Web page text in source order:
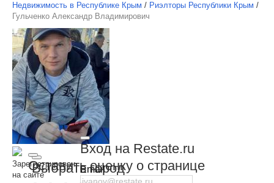
Выбрать город
Вход на Restate.ru
Email
Недвижимость в Республике Крым / Риэлторы Республики Крым /
Гульченко Александр Владимирович
Зарегистрирован
на сайте
Оставить оценку о странице